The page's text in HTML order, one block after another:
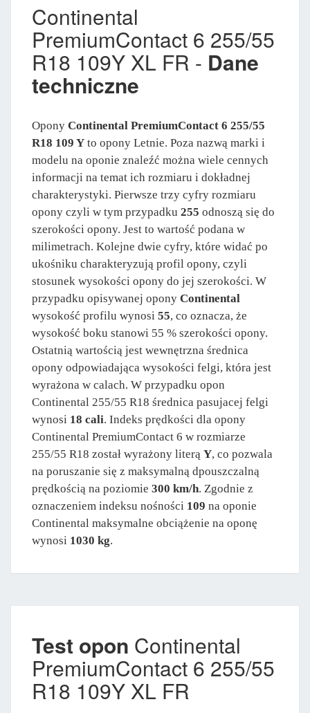
Continental
PremiumContact 6 255/55
R18 109Y XL FR - Dane
techniczne
Opony Continental PremiumContact 6 255/55
R18 109 Y to opony Letnie. Poza nazwą marki i
modelu na oponie znaleźć można wiele cennych
informacji na temat ich rozmiaru i dokładnej
charakterystyki. Pierwsze trzy cyfry rozmiaru
opony czyli w tym przypadku 255 odnoszą się do
szerokości opony. Jest to wartość podana w
milimetrach. Kolejne dwie cyfry, które widać po
ukośniku charakteryzują profil opony, czyli
stosunek wysokości opony do jej szerokości. W
przypadku opisywanej opony Continental
wysokość profilu wynosi 55, co oznacza, że
wysokość boku stanowi 55 % szerokości opony.
Ostatnią wartością jest wewnętrzna średnica
opony odpowiadająca wysokości felgi, która jest
wyrażona w calach. W przypadku opon
Continental 255/55 R18 średnica pasujacej felgi
wynosi 18 cali. Indeks prędkości dla opony
Continental PremiumContact 6 w rozmiarze
255/55 R18 został wyrażony literą Y, co pozwala
na poruszanie się z maksymalną dpouszczalną
prędkością na poziomie 300 km/h. Zgodnie z
oznaczeniem indeksu nośności 109 na oponie
Continental maksymalne obciążenie na oponę
wynosi 1030 kg.
Test opon Continental
PremiumContact 6 255/55
R18 109Y XL FR